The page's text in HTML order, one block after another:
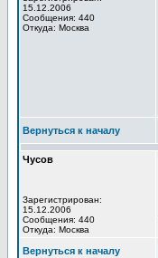
15.12.2006
Сообщения: 440
Откуда: Москва
Вернуться к началу
Чусов
Зарегистрирован:
15.12.2006
Сообщения: 440
Откуда: Москва
Вернуться к началу